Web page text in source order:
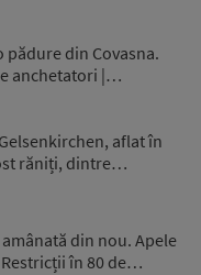
din Covasna.
anchetatori |…
aflat în
răniți, dintre…
din nou. Apele
în 80 de…